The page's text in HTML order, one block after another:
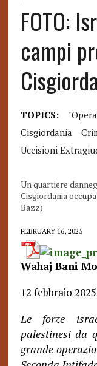
FOTO:
campi
TOPICS:
Cisgiordania
Uccisioni
Un quartiere
Cisgiordania
Bazz)
FEBRUARY 16, 2025
Wahaj Bani
12 febbraio
Le forze
palestinesi da
grande